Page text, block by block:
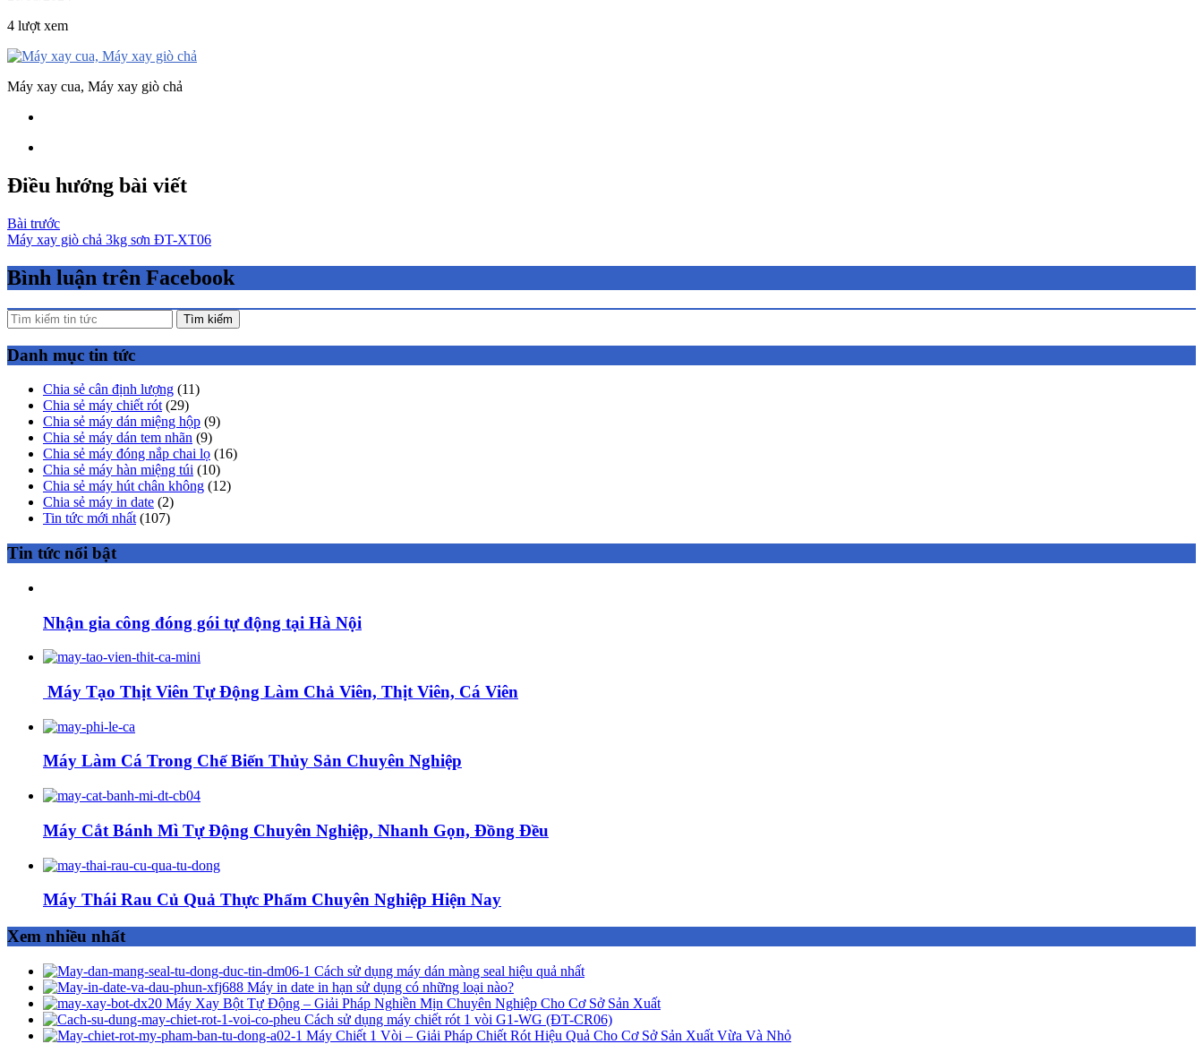
4 lượt xem
Máy xay cua, Máy xay giò chả
Điều hướng bài viết
Bài trước
Máy xay giò chả 3kg sơn ĐT-XT06
Bình luận trên Facebook
Tìm kiếm
Danh mục tin tức
Chia sẻ cân định lượng (11)
Chia sẻ máy chiết rót (29)
Chia sẻ máy dán miệng hộp (9)
Chia sẻ máy dán tem nhãn (9)
Chia sẻ máy đóng nắp chai lọ (16)
Chia sẻ máy hàn miệng túi (10)
Chia sẻ máy hút chân không (12)
Chia sẻ máy in date (2)
Tin tức mới nhất (107)
Tin tức nổi bật
Nhận gia công đóng gói tự động tại Hà Nội
Máy Tạo Thịt Viên Tự Động Làm Chả Viên, Thịt Viên, Cá Viên
Máy Làm Cá Trong Chế Biến Thủy Sản Chuyên Nghiệp
Máy Cắt Bánh Mì Tự Động Chuyên Nghiệp, Nhanh Gọn, Đồng Đều
Máy Thái Rau Củ Quả Thực Phẩm Chuyên Nghiệp Hiện Nay
Xem nhiều nhất
Cách sử dụng máy dán màng seal hiệu quả nhất
Máy in date in hạn sử dụng có những loại nào?
Máy Xay Bột Tự Động – Giải Pháp Nghiền Mịn Chuyên Nghiệp Cho Cơ Sở Sản Xuất
Cách sử dụng máy chiết rót 1 vòi G1-WG (ĐT-CR06)
Máy Chiết 1 Vòi – Giải Pháp Chiết Rót Hiệu Quả Cho Cơ Sở Sản Xuất Vừa Và Nhỏ